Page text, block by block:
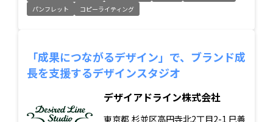
パンフレット コピーライティング
「成果につながるデザイン」で、ブランド成
長を支援するデザインスタジオ
デザイアドライン株式会社
東京都 杉並区高円寺北2丁目2-1 巳善